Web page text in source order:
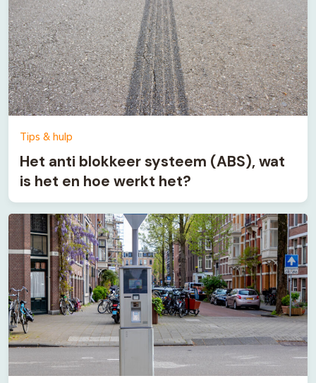
Tips & hulp
Het anti blokkeer systeem (ABS), wat
is het en hoe werkt het?